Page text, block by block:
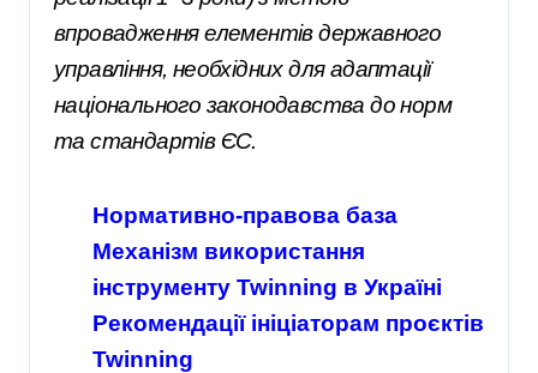
впровадження елементів державного
управління, необхідних для адаптації
національного законодавства до норм
та стандартів ЄС.
Нормативно-правова база
Механізм використання
інструменту Twinning в Україні
Рекомендації ініціаторам проєктів
Twinning